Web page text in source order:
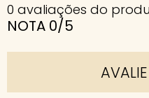
0 avaliações do
NOTA 0/5